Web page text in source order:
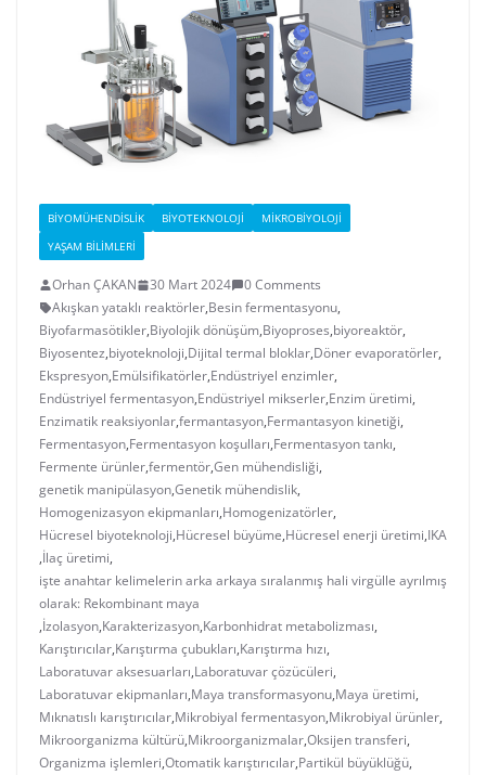
BIYOMÜHENDISLIK BIYOTEKNOLOJI
MIKROBIYOLOJI
YAŞAM BILIMLERI
Orhan ÇAKAN 30 Mart 2024
0 Comments
Akışkan yataklı reaktörler,Besin fermentasyonu,
Biyofarmasötikler,Biyolojik dönüşüm,Biyoproses,biyoreaktör,
Biyosentez,biyoteknoloji,Dijital termal bloklar,Döner evaporatörler,
Ekspresyon,Emülsifikatörler,Endüstriyel enzimler,
Endüstriyel fermentasyon,Endüstriyel mikserler,Enzim üretimi,
Enzimatik reaksiyonlar,fermantasyon,Fermantasyon kinetiği,
Fermentasyon,Fermentasyon koşulları,Fermentasyon tankı,
Fermente ürünler,fermentör,Gen mühendisliği,
genetik manipülasyon,Genetik mühendislik,
Homogenizasyon ekipmanları,Homogenizatörler,
Hücresel biyoteknoloji,Hücresel büyüme,Hücresel enerji üretimi,IKA
,İlaç üretimi,
işte anahtar kelimelerin arka arkaya sıralanmış hali virgülle ayrılmış
olarak: Rekombinant maya
,İzolasyon,Karakterizasyon,Karbonhidrat metabolizması,
Karıştırıcılar,Karıştırma çubukları,Karıştırma hızı,
Laboratuvar aksesuarları,Laboratuvar çözücüleri,
Laboratuvar ekipmanları,Maya transformasyonu,Maya üretimi,
Mıknatıslı karıştırıcılar,Mikrobiyal fermentasyon,Mikrobiyal ürünler,
Mikroorganizma kültürü,Mikroorganizmalar,Oksijen transferi,
Organizma işlemleri,Otomatik karıştırıcılar,Partikül büyüklüğü,